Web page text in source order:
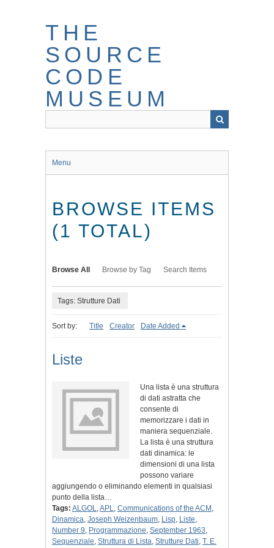
THE
SOURCE
CODE
MUSEUM
Menu
BROWSE ITEMS
(1 TOTAL)
Browse All Browse by Tag Search Items
Tags: Strutture Dati
Sort by: Title Creator Date Added
Liste
Una lista è una struttura
di dati astratta che
consente di
memorizzare i dati in
maniera sequenziale.
La lista è una struttura
dati dinamica: le
dimensioni di una lista
possono variare
aggiungendo o eliminando elementi in qualsiasi
punto della lista…
Tags: ALGOL,APL, Communications of the ACM ,
Dinamica, Joseph Weizenbaum, Lisp, Liste,
Number 9, Programmazione, September 1963,
Sequenziale, Struttura di Lista, Strutture Dati, T. E.